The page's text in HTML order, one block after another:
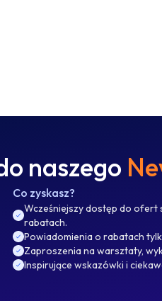
naszego
Co zyskasz?
Wcześniejszy dostęp do ofert
rabatach.
Powiadomienia o rabatach
Zaproszenia na warsztaty,
Inspirujące wskazówki i